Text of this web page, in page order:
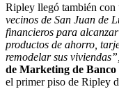
Ripley llegó también con
vecinos de San Juan de
financieros para
productos de ahorro,
remodelar sus viviendas”,
de Marketing de
el primer piso de Ripley